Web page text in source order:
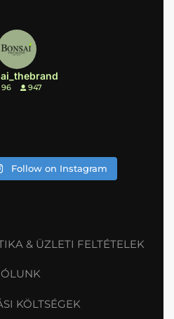
96 947
Follow on Instagram
& ÜZLETI FELTÉTELEK
KÖLTSÉGEK